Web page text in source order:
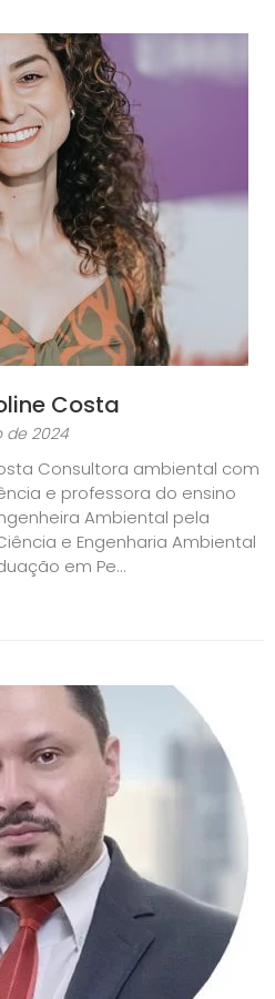
Costa
de 2024
Consultora ambiental com
e professora do ensino
Ambiental pela
e Engenharia Ambiental
em Pe...